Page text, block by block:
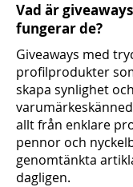
Vad är
fungerar de?
Giveaways med
profilprodukter
skapa synlighet
allt från enklare
pennor och
genomtänkta
dagligen.